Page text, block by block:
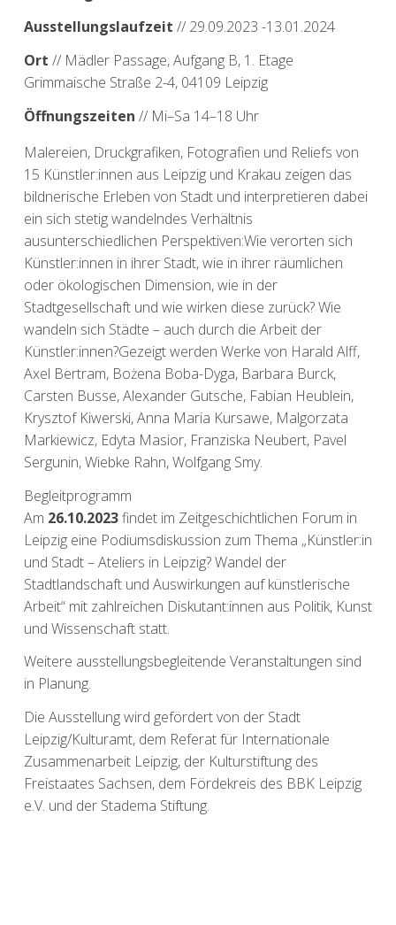
Ausstellungslaufzeit // 29.09.2023 -13.01.2024
Ort // Mädler Passage, Aufgang B, 1. Etage
Grimmaische Straße 2-4, 04109 Leipzig
Öffnungszeiten // Mi–Sa 14–18 Uhr
Malereien, Druckgrafiken, Fotografien und Reliefs von
15 Künstler:innen aus Leipzig und Krakau zeigen das
bildnerische Erleben von Stadt und interpretieren dabei
ein sich stetig wandelndes Verhältnis
ausunterschiedlichen Perspektiven:Wie verorten sich
Künstler:innen in ihrer Stadt, wie in ihrer räumlichen
oder ökologischen Dimension, wie in der
Stadtgesellschaft und wie wirken diese zurück? Wie
wandeln sich Städte – auch durch die Arbeit der
Künstler:innen?Gezeigt werden Werke von Harald Alff,
Axel Bertram, Bożena Boba-Dyga, Barbara Burck,
Carsten Busse, Alexander Gutsche, Fabian Heublein,
Krysztof Kiwerski, Anna Maria Kursawe, Malgorzata
Markiewicz, Edyta Masior, Franziska Neubert, Pavel
Sergunin, Wiebke Rahn, Wolfgang Smy.
Begleitprogramm
Am 26.10.2023findet im Zeitgeschichtlichen Forum in
Leipzigeine Podiumsdiskussion zum Thema „Künstler:in
und Stadt – Ateliers in Leipzig? Wandel der
Stadtlandschaft und Auswirkungen auf künstlerische
Arbeit“ mit zahlreichen Diskutant:innen aus Politik, Kunst
und Wissenschaft statt.
Weitere ausstellungsbegleitende Veranstaltungen sind
in Planung.
Die Ausstellung wird gefördert von der Stadt
Leipzig/Kulturamt, dem Referat für Internationale
Zusammenarbeit Leipzig, der Kulturstiftung des
Freistaates Sachsen, dem Fördekreis des BBK Leipzig
e.V. und der Stadema Stiftung.